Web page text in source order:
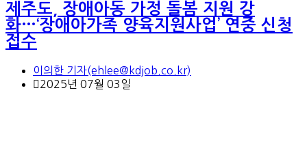
제주도, 장애아동 가정 돌봄 지원 강
화…‘장애아가족 양육지원사업’ 연중 신청
접수
이의한 기자(ehlee@kdjob.co.kr)
2025년 07월 03일